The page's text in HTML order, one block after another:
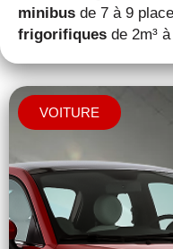
minibus de 7 à 9
frigorifiques de 2m³ à
VOITURE